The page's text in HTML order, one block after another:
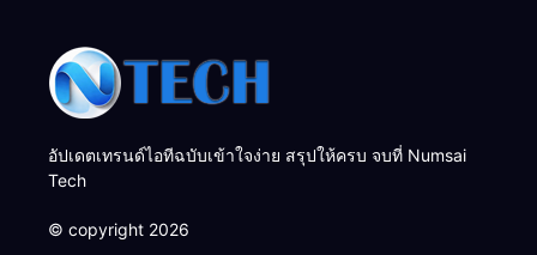
อัปเดตเทรนด์ไอทีฉบับเข้าใจง่าย สรุปให้ครบ จบที่ Numsai
Tech
© copyright 2026